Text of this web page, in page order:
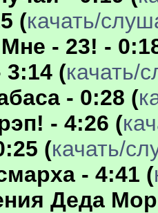
(качать/
- 23! -
3:14 (качать/
- 0:28 (
- 4:26 (
(качать/
- 4:41 (
Деда